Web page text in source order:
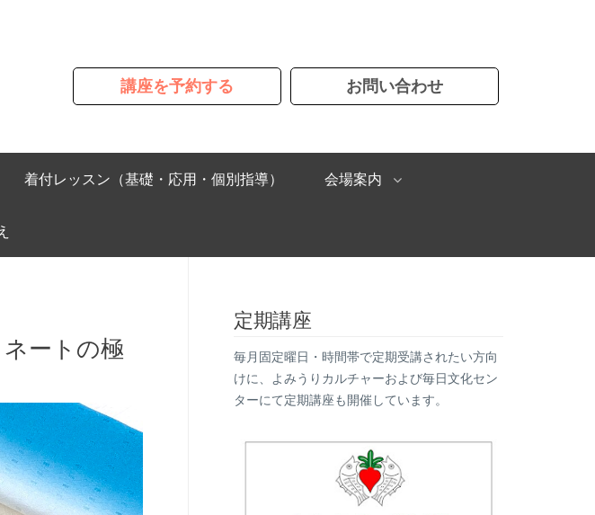
講座を予約する お問い合わせ
着付レッスン（基礎・応用・個別指導） 会場案内
ートの極
定期講座
毎月固定曜日・時間帯で定期受講されたい方向
けに、よみうりカルチャーおよび毎日文化セン
ターにて定期講座も開催しています。